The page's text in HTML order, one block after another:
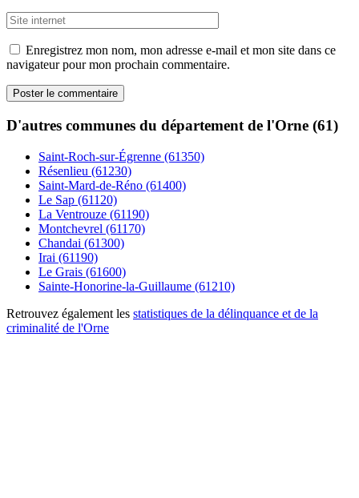
Enregistrez mon nom, mon adresse e-mail et mon site dans ce
navigateur pour mon prochain commentaire.
D'autres communes du département de l'Orne (61)
Saint-Roch-sur-Égrenne (61350)
Résenlieu (61230)
Saint-Mard-de-Réno (61400)
Le Sap (61120)
La Ventrouze (61190)
Montchevrel (61170)
Chandai (61300)
Irai (61190)
Le Grais (61600)
Sainte-Honorine-la-Guillaume (61210)
Retrouvez également les statistiques de la délinquance et de la
criminalité de l'Orne